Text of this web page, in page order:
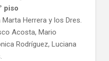
piso
Marta Herrera y los Dres.
Acosta, Mario
Rodríguez, Luciana